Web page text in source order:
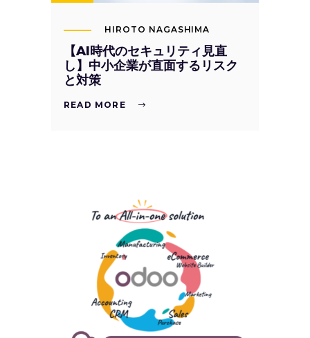
HIROTO NAGASHIMA
【AI時代のセキュリティ見直
し】中小企業が直面するリスク
と対策
READ MORE